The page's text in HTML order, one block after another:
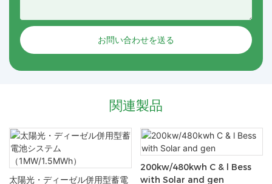
お問い合わせを送る
関連製品
太陽光・ディーゼル併用型蓄電
200kw/480kwh C & l Bess
with Solar and gen